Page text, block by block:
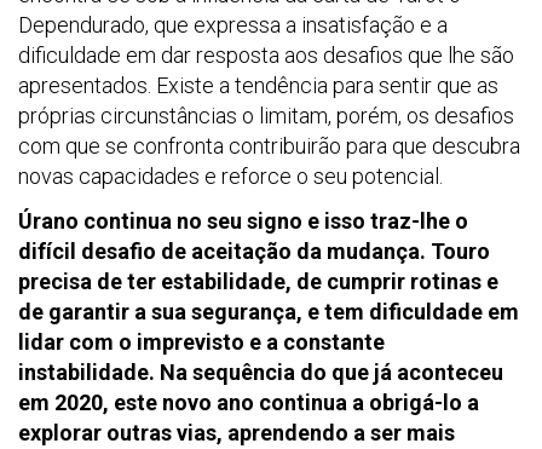
Dependurado, que expressa a insatisfação e a
dificuldade em dar resposta aos desafios que lhe são
apresentados. Existe a tendência para sentir que as
próprias circunstâncias o limitam, porém, os desafios
com que se confronta contribuirão para que descubra
novas capacidades e reforce o seu potencial.
Úrano continua no seu signo e isso traz-lhe o
difícil desafio de aceitação da mudança. Touro
precisa de ter estabilidade, de cumprir rotinas e
de garantir a sua segurança, e tem dificuldade em
lidar com o imprevisto e a constante
instabilidade. Na sequência do que já aconteceu
em 2020, este novo ano continua a obrigá-lo a
explorar outras vias, aprendendo a ser mais